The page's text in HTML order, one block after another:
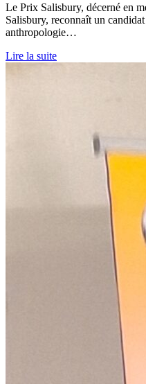
Le Prix Salisbury, décerné en
Salisbury, reconnaît un
anthropologie…
Lire la suite